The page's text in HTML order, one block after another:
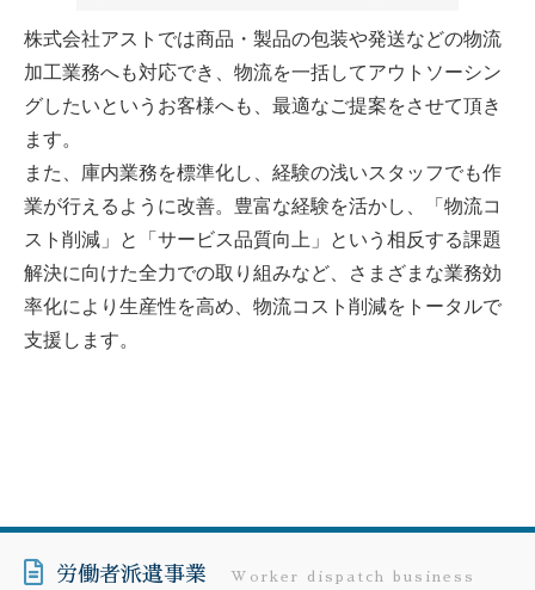
株式会社アストでは商品・製品の包装や発送などの物流
加工業務へも対応でき、物流を一括してアウトソーシン
グしたいというお客様へも、最適なご提案をさせて頂き
ます。
また、庫内業務を標準化し、経験の浅いスタッフでも作
業が行えるように改善。豊富な経験を活かし、「物流コ
スト削減」と「サービス品質向上」という相反する課題
解決に向けた全力での取り組みなど、さまざまな業務効
率化により生産性を高め、物流コスト削減をトータルで
支援します。
労働者派遣事業 Worker dispatch business